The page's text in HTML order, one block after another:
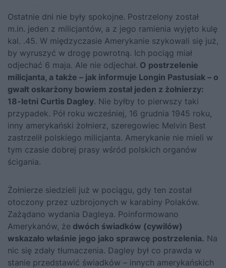
Ostatnie dni nie były spokojne. Postrzelony został
m.in. jeden z milicjantów, a z jego ramienia wyjęto kulę
kal. .45. W międzyczasie Amerykanie szykowali się już,
by wyruszyć w drogę powrotną. Ich pociąg miał
odjechać 6 maja. Ale nie odjechał. O postrzelenie
milicjanta, a także – jak informuje Longin Pastusiak – o
gwałt oskarżony bowiem został jeden z żołnierzy:
18-letni Curtis Dagley. Nie byłby to pierwszy taki
przypadek. Pół roku wcześniej, 16 grudnia 1945 roku,
inny amerykański żołnierz, szeregowiec Melvin Best
zastrzelił polskiego milicjanta. Amerykanie nie mieli w
tym czasie dobrej prasy wśród polskich organów
ścigania.
Żołnierze siedzieli już w pociągu, gdy ten został
otoczony przez uzbrojonych w karabiny Polaków.
Zażądano wydania Dagleya. Poinformowano
Amerykanów, że dwóch świadków (cywilów)
wskazało właśnie jego jako sprawcę postrzelenia. Na
nic się zdały tłumaczenia. Dagley był co prawda w
stanie przedstawić świadków – innych amerykańskich